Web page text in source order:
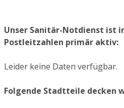
Unser Sanitär-Notdienst ist
Postleitzahlen primär aktiv:
Leider keine Daten verfügbar.
Folgende Stadtteile decken